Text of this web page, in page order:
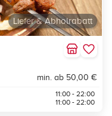
Liefer & Abholrabatt
min. ab 50,00 €
11:00 - 22:00
11:00 - 22:00